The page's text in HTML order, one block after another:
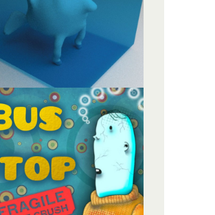
MATERIAL GRÁFICO
BUS STOP
ILUSTRACIÓN,
MATERIAL GRÁFICO